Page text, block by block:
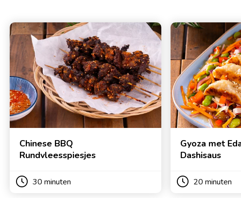
Chinese BBQ
Rundvleesspiesjes
30 minuten
Gyoza met
Dashisaus
20 minuten